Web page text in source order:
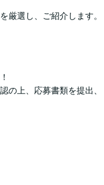
厳選し、ご紹介します。
の上、応募書類を提出、